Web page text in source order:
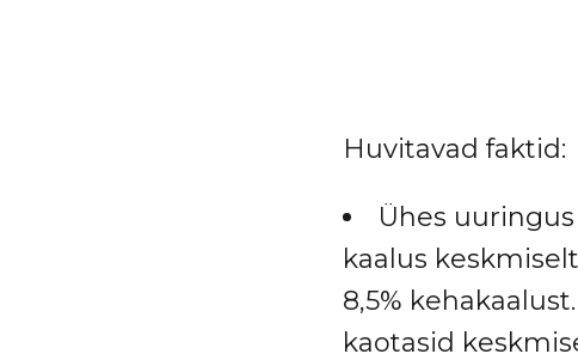
Huvitavad faktid:
Ühes
kaalus
8,5%
kaotasid